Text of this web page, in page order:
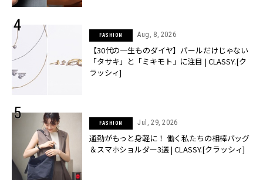
FASHION Aug, 8, 2026
【30代の一生ものダイヤ】パールだけじゃない
「タサキ」と「ミキモト」に注目 | CLASSY.[ク
ラッシィ]
FASHION Jul, 29, 2026
通勤がもっと身軽に！ 働く私たちの相棒バッグ
＆スマホショルダー3選 | CLASSY.[クラッシィ]